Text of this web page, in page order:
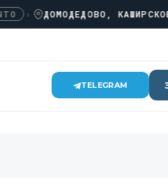
› ДОМОДЕДОВО, КАШИРСКОЕ
TELEGRAM